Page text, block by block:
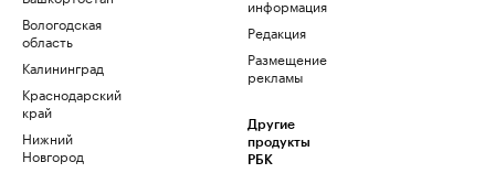
Вологодская
область
Калининград
Краснодарский
край
Нижний
Новгород
информация
Редакция
Размещение
рекламы
Другие
продукты
РБК